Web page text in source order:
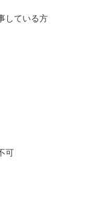
している方
可